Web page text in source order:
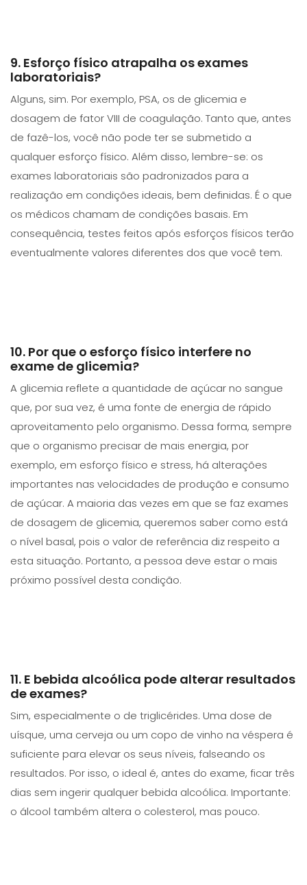
9. Esforço físico atrapalha os exames
laboratoriais?
Alguns, sim. Por exemplo, PSA, os de glicemia e
dosagem de fator VIII de coagulação. Tanto que, antes
de fazê-los, você não pode ter se submetido a
qualquer esforço físico. Além disso, lembre-se: os
exames laboratoriais são padronizados para a
realização em condições ideais, bem definidas. É o que
os médicos chamam de condições basais. Em
consequência, testes feitos após esforços físicos terão
eventualmente valores diferentes dos que você tem.
10. Por que o esforço físico interfere no
exame de glicemia?
A glicemia reflete a quantidade de açúcar no sangue
que, por sua vez, é uma fonte de energia de rápido
aproveitamento pelo organismo. Dessa forma, sempre
que o organismo precisar de mais energia, por
exemplo, em esforço físico e stress, há alterações
importantes nas velocidades de produção e consumo
de açúcar. A maioria das vezes em que se faz exames
de dosagem de glicemia, queremos saber como está
o nível basal, pois o valor de referência diz respeito a
esta situação. Portanto, a pessoa deve estar o mais
próximo possível desta condição.
11. E bebida alcoólica pode alterar resultados
de exames?
Sim, especialmente o de triglicérides. Uma dose de
uísque, uma cerveja ou um copo de vinho na véspera é
suficiente para elevar os seus níveis, falseando os
resultados. Por isso, o ideal é, antes do exame, ficar três
dias sem ingerir qualquer bebida alcoólica. Importante:
o álcool também altera o colesterol, mas pouco.